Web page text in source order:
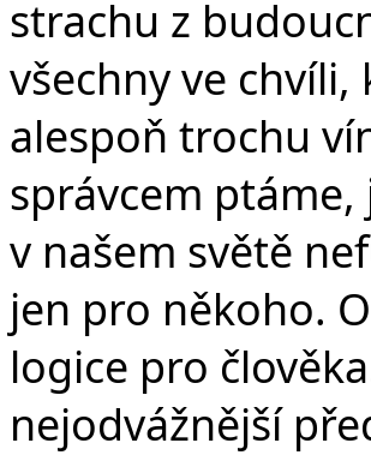
strachu z
všechny ve chvíli,
alespoň trochu
správcem
v našem světě
jen pro někoho.
logice pro
nejodvážnější